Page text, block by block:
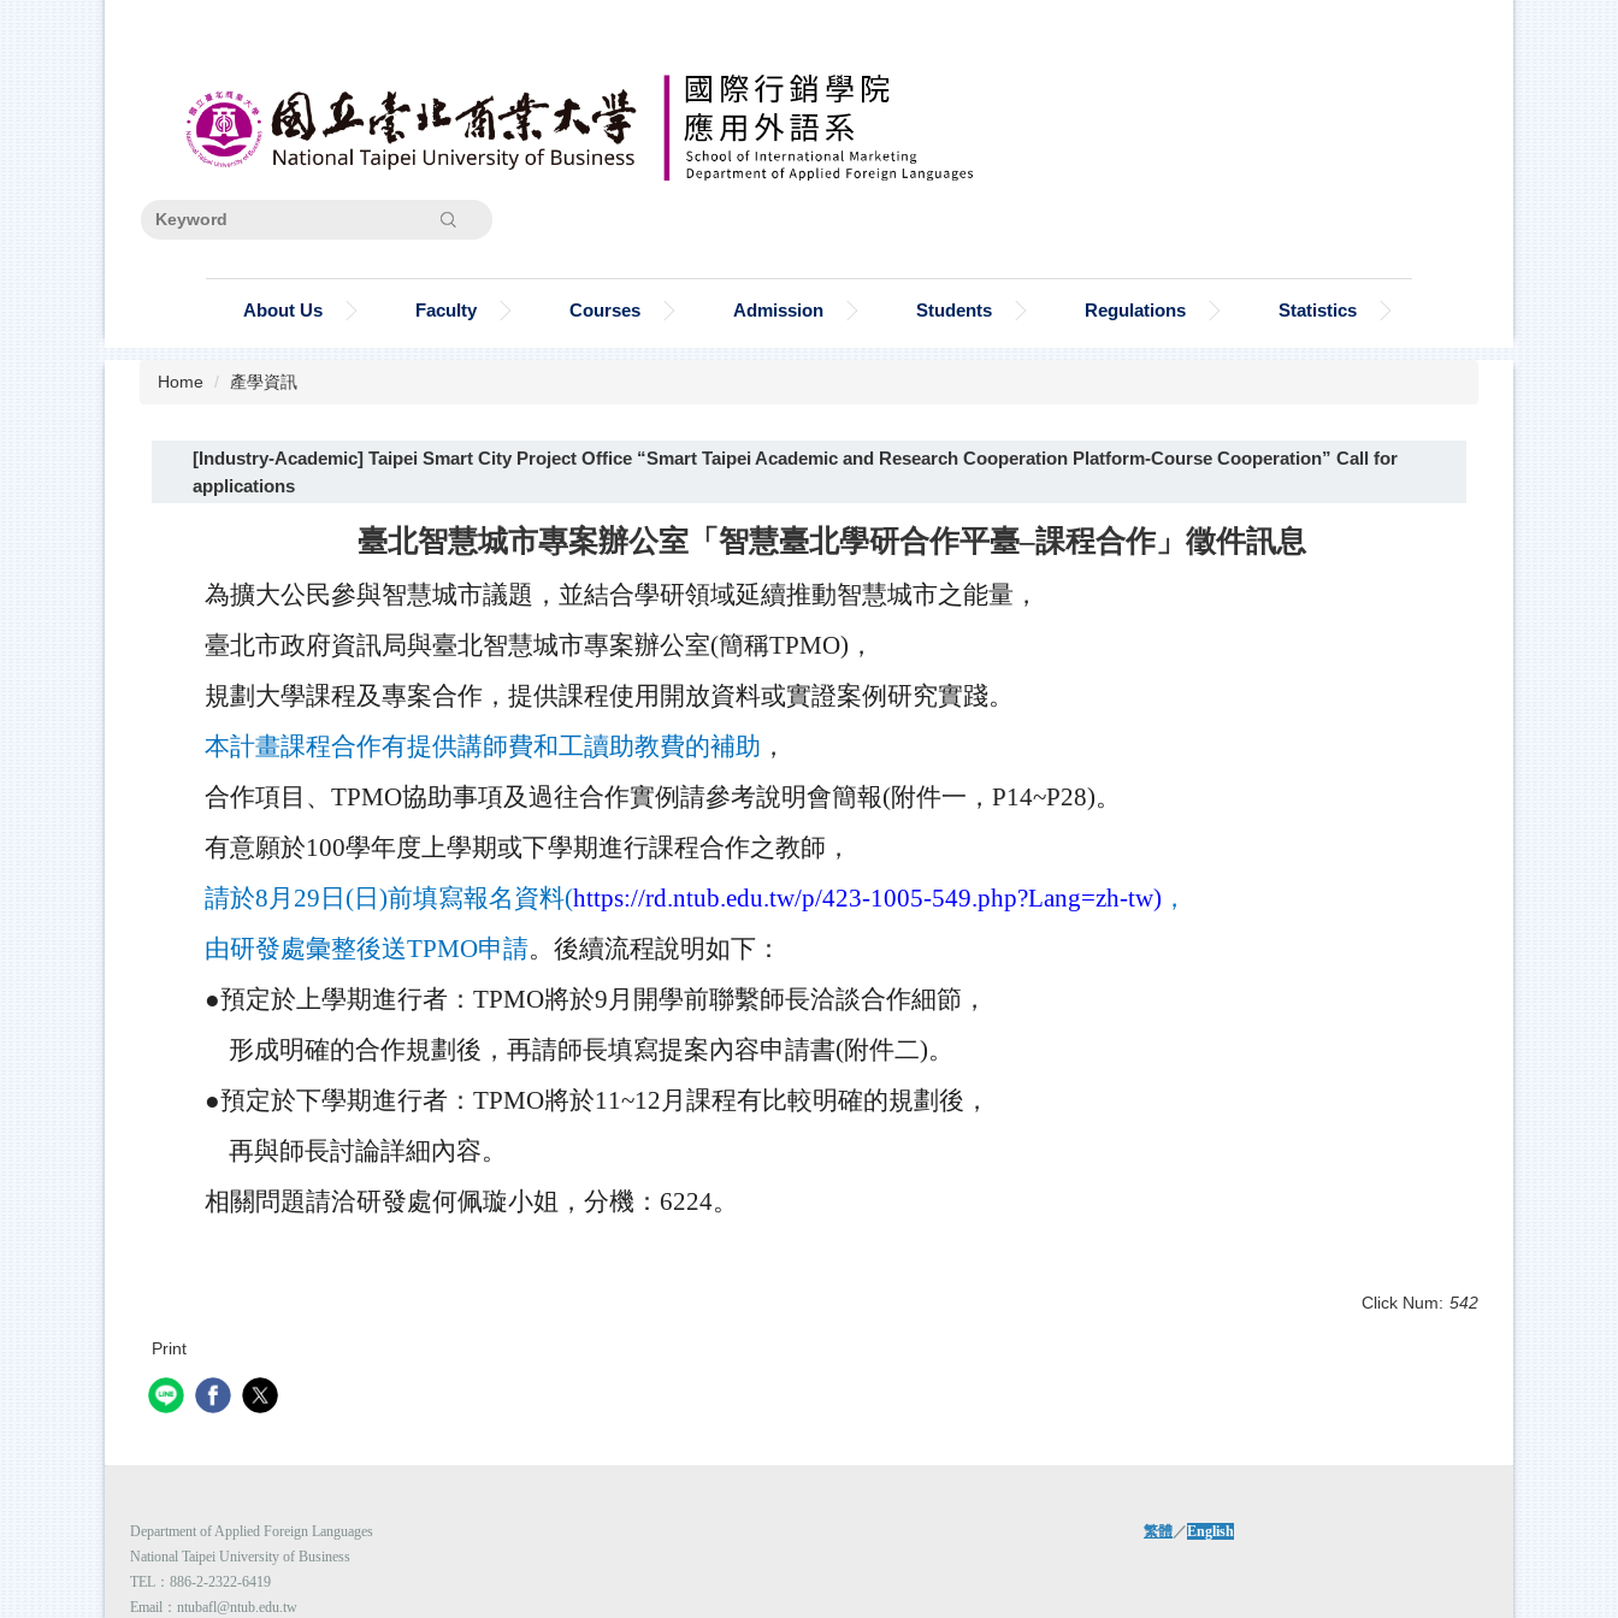
Search
About Us Faculty Courses Admission Students Regulations Statistics
Home 產學資訊
[Industry-Academic] Taipei Smart City Project Office “Smart Taipei Academic and Research Cooperation Platform-Course Cooperation” Call for
applications
臺北智慧城市專案辦公室「智慧臺北學研合作平臺–課程合作」徵件訊息
為擴大公民參與智慧城市議題， 並結合學研領域延續推動智慧城市之能量，
臺北市政府資訊局與臺北智慧城市專案辦公室(簡稱TPMO)，
規劃大學課程及專案合作，提供課程使用開放資料或實證案例研究實踐。
本計畫課程合作有提供講師費和工讀助教費的補助 ，
合作項目、TPMO協助事項及過往合作實例請參考說明會簡報(附件一，P14~P28)。
有意願於100學年度上學期或下學期進行課程合作之教師，
請於8月29日(日)前填寫報名資料(https://rd.ntub.edu.tw/p/423-1005-549.php?Lang=zh-tw) ，
由研發處彙整後送TPMO申請。後續流程說明如下：
●預定於上學期進行者：TPMO將於9月開學前聯繫師長洽談合作細節，
形成明確的合作規劃後，再請師長填寫提案內容申請書(附件二)。
●預定於下學期進行者：TPMO將於11~12月課程有比較明確的規劃後，
再與師長討論詳細內容。
相關問題請洽研發處何佩璇小姐，分機：6224。
Click Num: 542
Print
Department of Applied Foreign Languages 繁體 ／English
National Taipei University of Business
TEL：886-2-2322-6419
Email：ntubafl@ntub.edu.tw